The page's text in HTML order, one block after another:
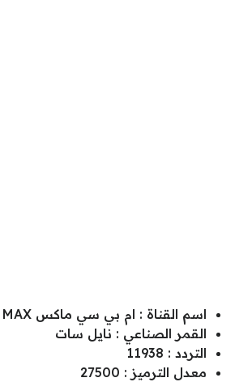
اسم القناة : ام بي سي ماكس MBC MAX
القمر الصناعي : نايل سات
التردد : 11938
معدل الترميز : 27500